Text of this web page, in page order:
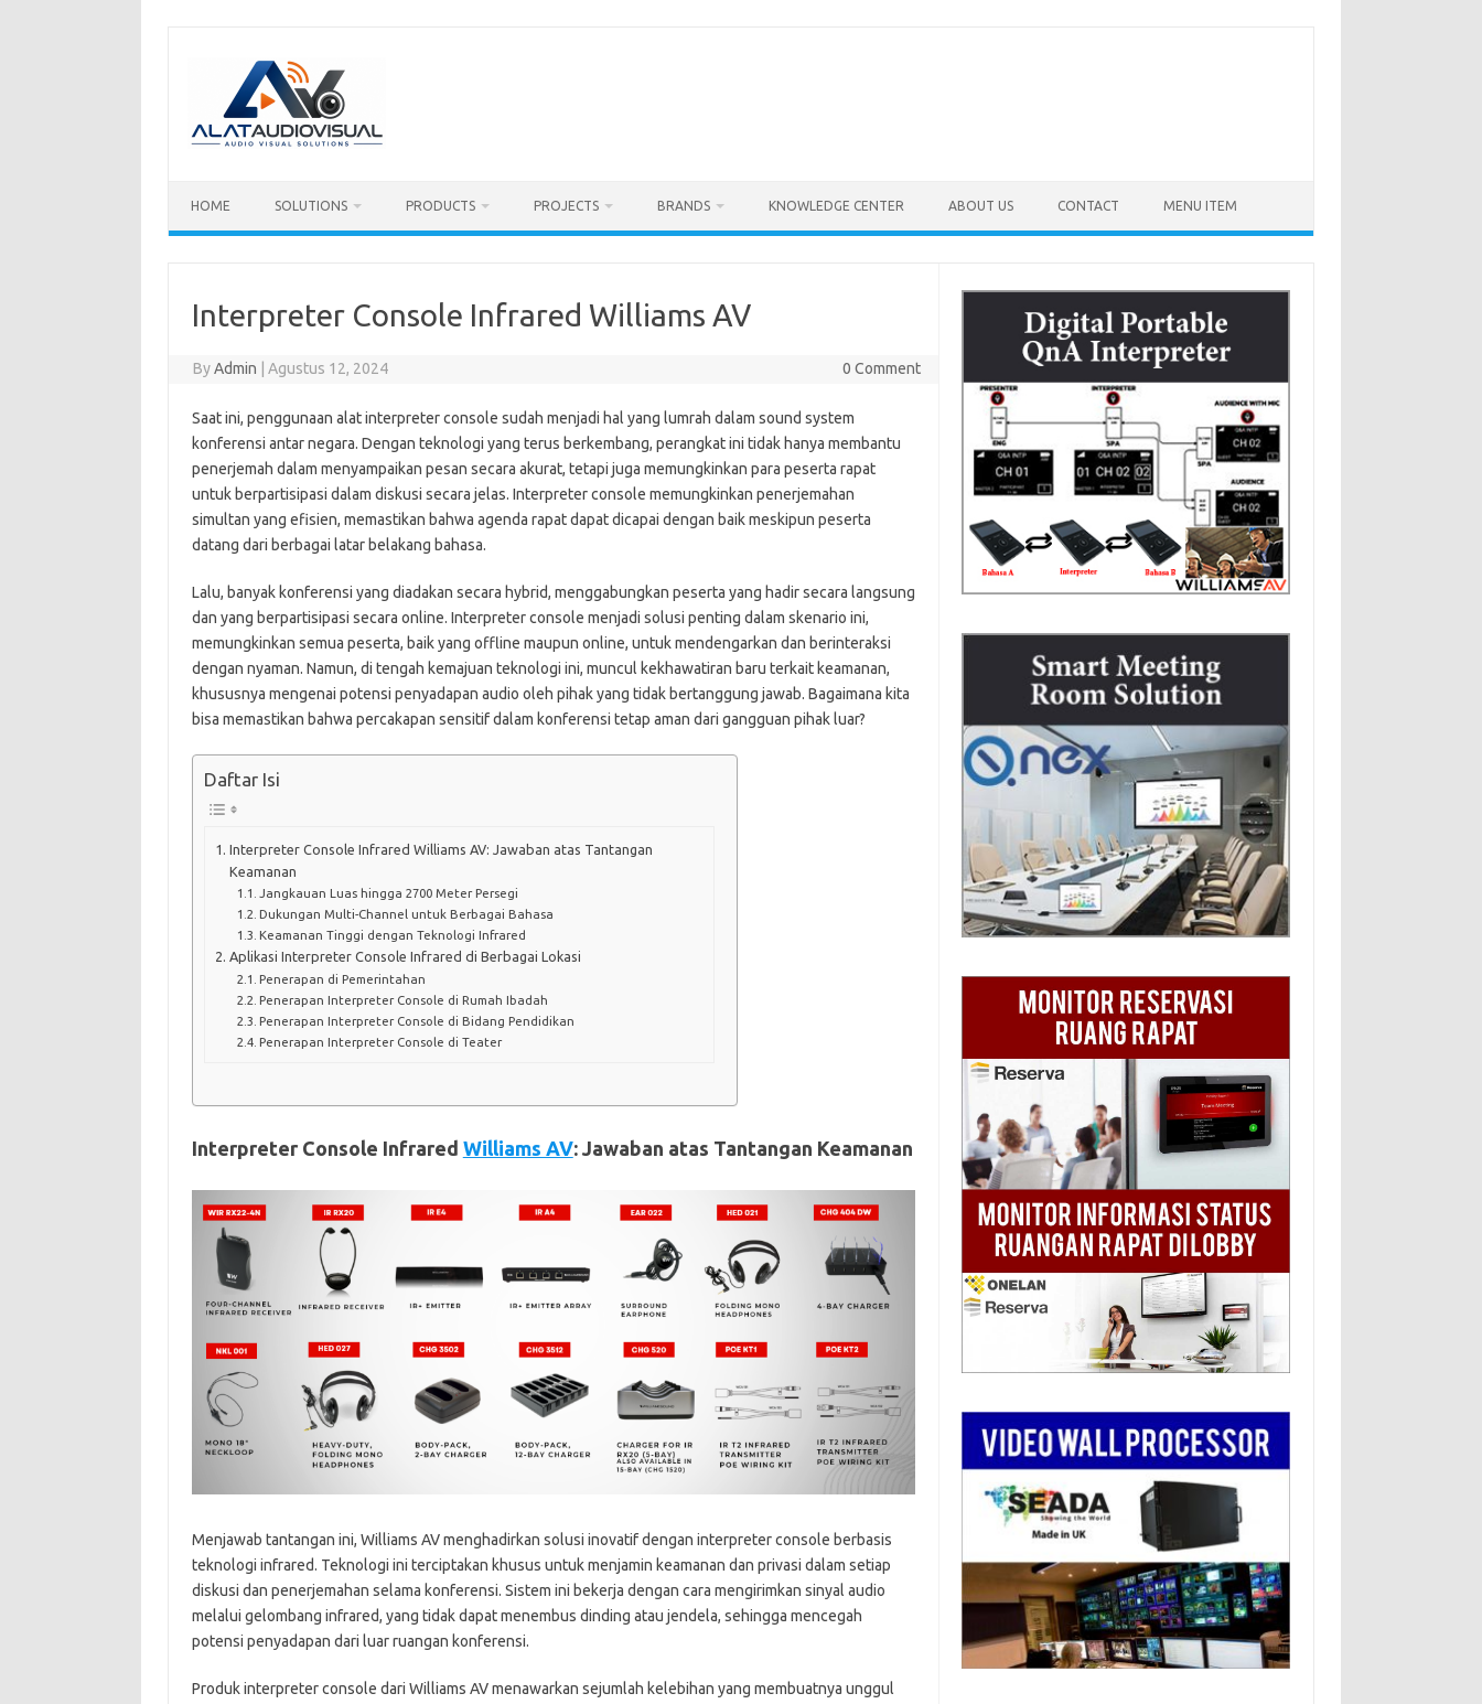
HOME SOLUTIONS PRODUCTS PROJECTS BRANDS KNOWLEDGE CENTER ABOUT US CONTACT MENU ITEM
Interpreter Console Infrared Williams AV
ByAdmin Agustus 12, 2024 0 Comment
Saat ini, penggunaan alat interpreter console sudah menjadi hal yang lumrah dalam sound system
konferensi antar negara. Dengan teknologi yang terus berkembang, perangkat ini tidak hanya membantu
penerjemah dalam menyampaikan pesan secara akurat, tetapi juga memungkinkan para peserta rapat
untuk berpartisipasi dalam diskusi secara jelas. Interpreter console memungkinkan penerjemahan
simultan yang efisien, memastikan bahwa agenda rapat dapat dicapai dengan baik meskipun peserta
datang dari berbagai latar belakang bahasa.
Lalu, banyak konferensi yang diadakan secara hybrid, menggabungkan peserta yang hadir secara langsung
dan yang berpartisipasi secara online. Interpreter console menjadi solusi penting dalam skenario ini,
memungkinkan semua peserta, baik yang offline maupun online, untuk mendengarkan dan berinteraksi
dengan nyaman. Namun, di tengah kemajuan teknologi ini, muncul kekhawatiran baru terkait keamanan,
khususnya mengenai potensi penyadapan audio oleh pihak yang tidak bertanggung jawab. Bagaimana kita
bisa memastikan bahwa percakapan sensitif dalam konferensi tetap aman dari gangguan pihak luar?
Daftar Isi
Interpreter Console Infrared Williams AV: Jawaban atas Tantangan
Keamanan
Jangkauan Luas hingga 2700 Meter Persegi
Dukungan Multi-Channel untuk Berbagai Bahasa
Keamanan Tinggi dengan Teknologi Infrared
Aplikasi Interpreter Console Infrared di Berbagai Lokasi
Penerapan di Pemerintahan
Penerapan Interpreter Console di Rumah Ibadah
Penerapan Interpreter Console di Bidang Pendidikan
Penerapan Interpreter Console di Teater
Interpreter Console Infrared Williams AV: Jawaban atas Tantangan Keamanan
Menjawab tantangan ini, Williams AV menghadirkan solusi inovatif dengan interpreter console berbasis
teknologi infrared. Teknologi ini terciptakan khusus untuk menjamin keamanan dan privasi dalam setiap
diskusi dan penerjemahan selama konferensi. Sistem ini bekerja dengan cara mengirimkan sinyal audio
melalui gelombang infrared, yang tidak dapat menembus dinding atau jendela, sehingga mencegah
potensi penyadapan dari luar ruangan konferensi.
Produk interpreter console dari Williams AV menawarkan sejumlah kelebihan yang membuatnya unggul